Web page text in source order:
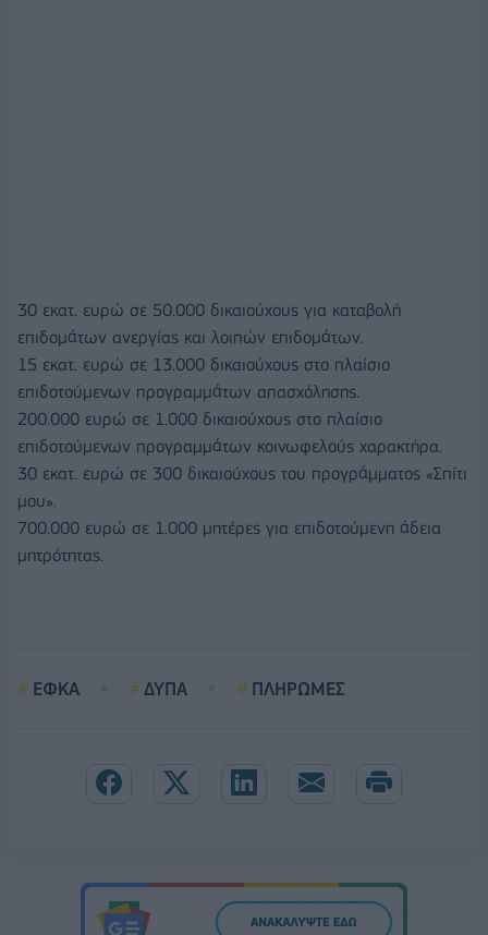
30 εκατ. ευρώ σε 50.000 δικαιούχους για καταβολή
επιδομάτων ανεργίας και λοιπών επιδομάτων.
15 εκατ. ευρώ σε 13.000 δικαιούχους στο πλαίσιο
επιδοτούμενων προγραμμάτων απασχόλησης.
200.000 ευρώ σε 1.000 δικαιούχους στο πλαίσιο
επιδοτούμενων προγραμμάτων κοινωφελούς χαρακτήρα.
30 εκατ. ευρώ σε 300 δικαιούχους του προγράμματος «Σπίτι
μου».
700.000 ευρώ σε 1.000 μητέρες για επιδοτούμενη άδεια
μητρότητας.
ΕΦΚΑ ΔΥΠΑ ΠΛΗΡΩΜΕΣ